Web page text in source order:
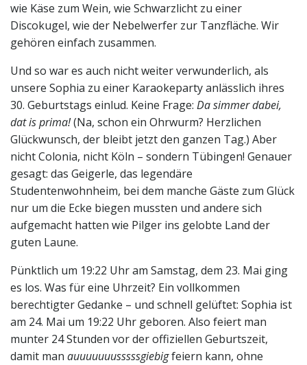
wie Käse zum Wein, wie Schwarzlicht zu einer
Discokugel, wie der Nebelwerfer zur Tanzfläche. Wir
gehören einfach zusammen.
Und so war es auch nicht weiter verwunderlich, als
unsere Sophia zu einer Karaokeparty anlässlich ihres
30. Geburtstags einlud. Keine Frage: Da simmer dabei,
dat is prima!(Na, schon ein Ohrwurm? Herzlichen
Glückwunsch, der bleibt jetzt den ganzen Tag.) Aber
nicht Colonia, nicht Köln – sondern Tübingen! Genauer
gesagt: das Geigerle, das legendäre
Studentenwohnheim, bei dem manche Gäste zum Glück
nur um die Ecke biegen mussten und andere sich
aufgemacht hatten wie Pilger ins gelobte Land der
guten Laune.
Pünktlich um 19:22 Uhr am Samstag, dem 23. Mai ging
es los. Was für eine Uhrzeit? Ein vollkommen
berechtigter Gedanke – und schnell gelüftet: Sophia ist
am 24. Mai um 19:22 Uhr geboren. Also feiert man
munter 24 Stunden vor der offiziellen Geburtszeit,
damit man auuuuuuusssssgiebigfeiern kann, ohne